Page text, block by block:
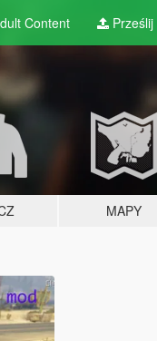
Content Prześlij
MAPY